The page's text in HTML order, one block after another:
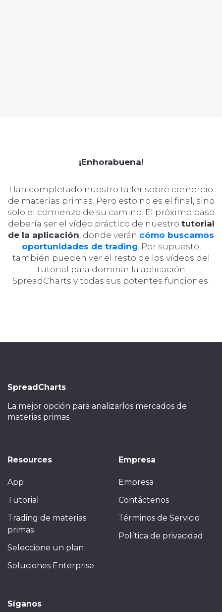
¡Enhorabuena!
Han completado nuestro taller sobre comercio
de materias primas. Pero esto no es el final, sino
solo el comienzo de su camino. El próximo paso
debería ser el vídeo práctico de nuestro tutorial
de la aplicación , donde verán cómo buscamos
oportunidades de trading . Por supuesto,
también pueden ver el resto de los vídeos del
tutorial para dominar la aplicación
SpreadCharts y todas sus potentes funciones.
SpreadCharts
La mejor opción para analizar los mercados de
materias primas
Resources
App
Tutorial
Trading de materias
primas
Seleccione un plan
Soluciones Enterprise
Empresa
Empresa
Contáctenos
Términos de Servicio
Política de privacidad
Síganos